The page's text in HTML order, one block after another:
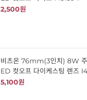
2,500원
비츠온 76mm(3인치) 8W 주
ED 컷오프 다이케스팅 렌즈
5,100원